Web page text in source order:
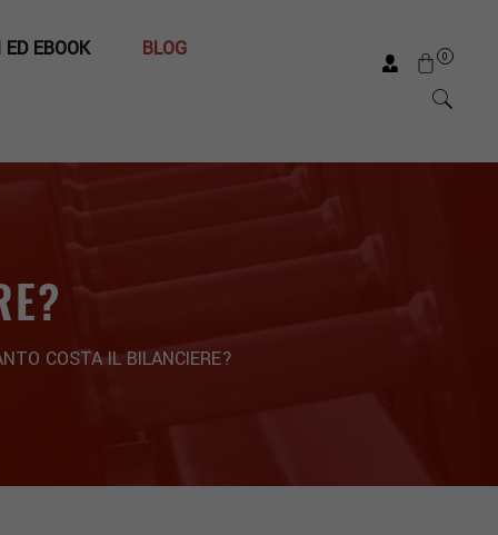
ED EBOOK BLOG 0
COSTA IL BILANCIERE?